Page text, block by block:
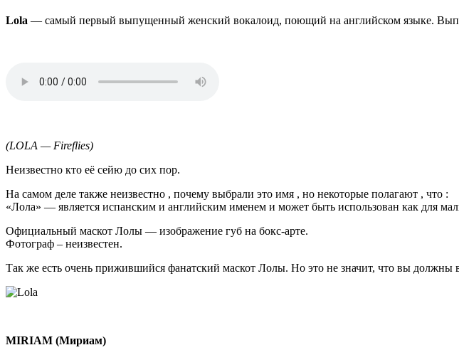
Lola — cамый первый выпущенный женский вокалоид, поющий на английском языке.
файл
(LOLA — Fireflies)
Неизвестно кто её сейю до сих пор.
На самом деле также неизвестно , почему выбрали это имя , но некоторые полагают , что :
«Лола» — является испанским и английским именем и может быть использован как для
Официальный маскот Лолы — изображение губ на бокс-арте.
Фотограф – неизвестен.
Так же есть очень прижившийся фанатский маскот Лолы. Но это не значит, что вы должны
MIRIAM (Мириам)